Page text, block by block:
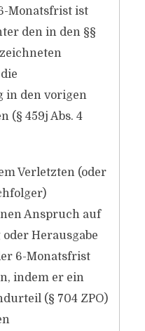
Monatsfrist ist
den in den §§
in den vorigen
(§ 459j Abs. 4
Verletzten (oder
Anspruch auf
Herausgabe
6-Monatsfrist
indem er ein
(§ 704 ZPO)